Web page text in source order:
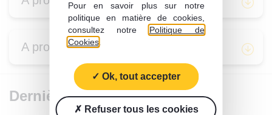
Pour en savoir plus sur notre
politique en matière de cookies,
consultez notre Politique de
Cookies.
Ok, tout accepter
Refuser tous les cookies
A propos de Sofiprotéol
Dernières publications